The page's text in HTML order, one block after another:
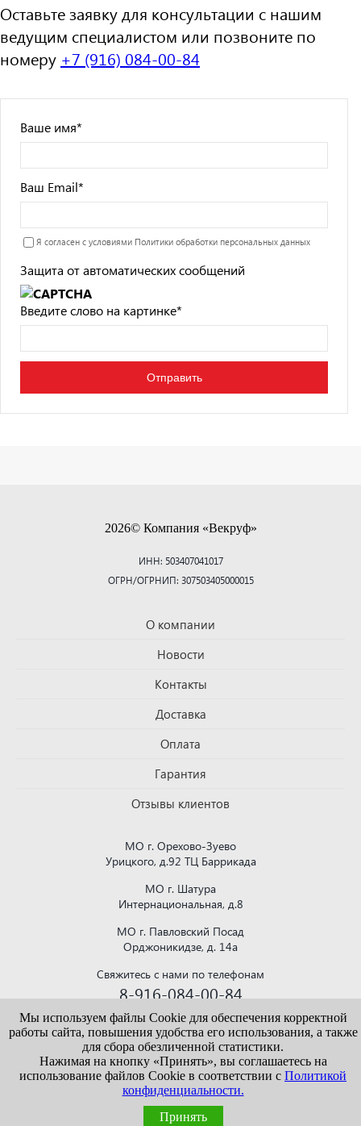
Оставьте заявку для консультации с нашим
ведущим специалистом или позвоните по
номеру +7 (916) 084-00-84
Ваше имя*
Ваш Email*
Я согласен с условиями Политики обработки персональных данных
Защита от автоматических сообщений
Введите слово на картинке*
2026© Компания «Векруф»
ИНН: 503407041017
ОГРН/ОГРНИП: 307503405000015
О компании
Новости
Контакты
Доставка
Оплата
Гарантия
Отзывы клиентов
МО г. Орехово-Зуево
Урицкого, д.92 ТЦ Баррикада
МО г. Шатура
Интернациональная, д.8
МО г. Павловский Посад
Орджоникидзе, д. 14а
Свяжитесь с нами по телефонам
8-916-084-00-84
или напишите на почту
krovlya150@mail.ru
Информация, представленная на сайте vekroof.ru, носит исключительно
ознакомительный характер и не является публичной офертой. Точные сведения о
Пользовательское соглашение
Мы используем файлы Cookie для обеспечения корректной
работы сайта, повышения удобства его использования, а также
для сбора обезличенной статистики.
Нажимая на кнопку «Принять», вы соглашаетесь на
использование файлов Cookie в соответствии с Политикой
конфиденциальности.
Принять